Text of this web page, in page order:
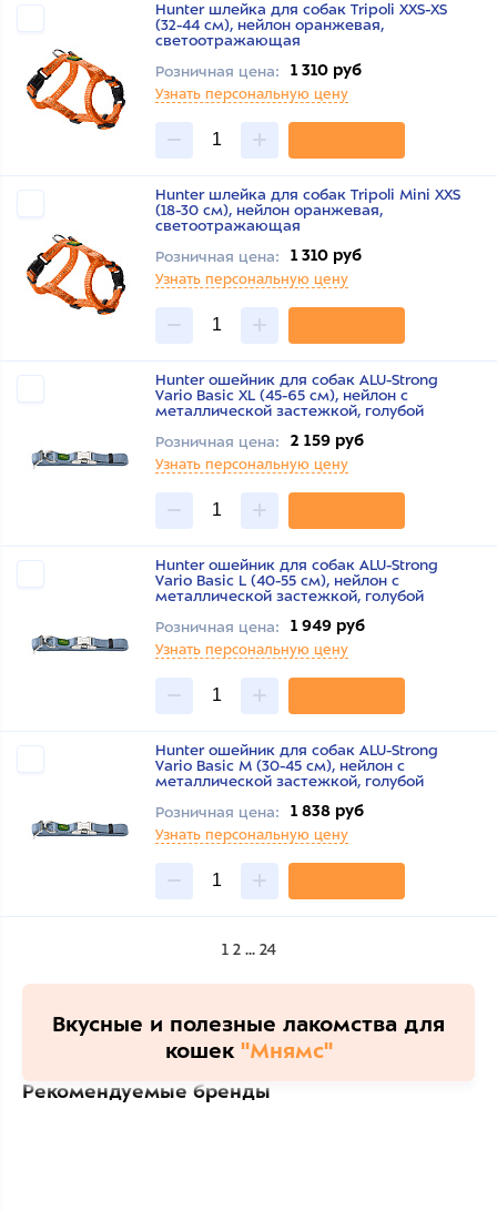
Hunter шлейка для собак Tripoli XXS-XS
(32-44 см), нейлон оранжевая,
светоотражающая
Розничная цена:
1 310 руб
Узнать персональную цену
Hunter шлейка для собак Tripoli Mini XXS
(18-30 см), нейлон оранжевая,
светоотражающая
Розничная цена:
1 310 руб
Узнать персональную цену
Hunter ошейник для собак ALU-Strong
Vario Basic XL (45-65 см), нейлон с
металлической застежкой, голубой
Розничная цена:
2 159 руб
Узнать персональную цену
Hunter ошейник для собак ALU-Strong
Vario Basic L (40-55 см), нейлон с
металлической застежкой, голубой
Розничная цена:
1 949 руб
Узнать персональную цену
Hunter ошейник для собак ALU-Strong
Vario Basic M (30-45 см), нейлон с
металлической застежкой, голубой
Розничная цена:
1 838 руб
Узнать персональную цену
1 2 ... 24
Вкусные и полезные лакомства для
кошек "Мнямс"
Рекомендуемые бренды